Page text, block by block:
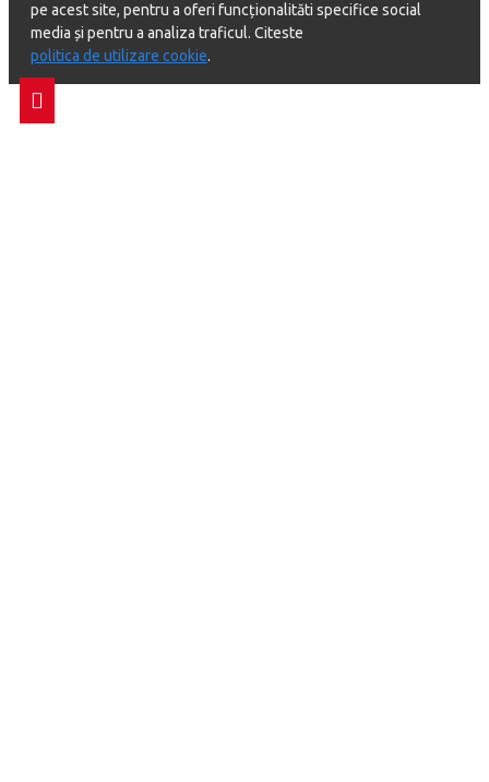
pe acest site, pentru a oferi funcționalităti specifice social
media și pentru a analiza traficul. Citeste
politica de utilizare cookie.